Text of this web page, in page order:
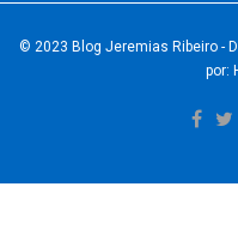
© 2023 Blog Jeremias Ribeiro-
por: